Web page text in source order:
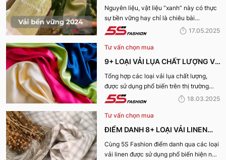
BỀN VỮNG, THÂN THIỆN VỚI MÔI
TRƯỜNG
Nguyên liệu, vật liệu “xanh” này có thực
sự bền vững hay chỉ là chiêu bài
marketing? Cùng 5S Fashion khám phá
năm 2025 giúp bạn nhìn rõ sự thật phía
sau những chiếc bộ trang phục vừa đẹp
17.05.2025
Tư vấn chọn mua
9+ LOẠI VẢI LỤA CHẤT LƯỢNG VÀ
TỐT NHẤT HIỆN NAY
Tổng hợp các loại vải lụa chất lượng,
được sử dụng phổ biến trên thị trường
hiện nay sẽ được 5S Fashion cung cấp
tìm hiểu nhé!
18.03.2025
Tư vấn chọn mua
ĐIỂM DANH 8+ LOẠI VẢI LINEN
PHỔ BIẾN NHẤT HIỆN NAY
Cùng 5S Fashion điểm danh qua các loại
vải linen được sử dụng phổ biến hiện nay